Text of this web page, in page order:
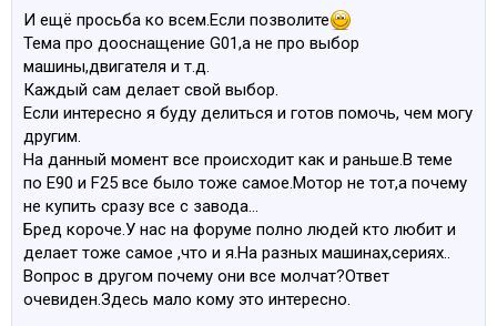
Остекление с улучшенной звукоизоляцией
S3MCA
Инд.полозья баг.на кр.Hochgl Shadow Line
S413A
Разделительная сетка багажника
S423A
Ножные коврики Velours
S428A
Знак аварийной остановки и аптечка
S430A
Внутр./нар.зерк.с затемнением
S431A
Внутр.зеркало с автоматич.затемнением
S459A
И ещё просьба ко всем.Если позволите
Тема про дооснащение G01,а не про выбор
машины,двигателя и т.д.
Каждый сам делает свой выбор.
Если интересно я буду делиться и готов помочь, чем могу
другим.
На данный момент все происходит как и раньше.В теме
по Е90 и F25 все было тоже самое.Мотор не тот,а почему
не купить сразу все с завода...
Бред короче.У нас на форуме полно людей кто любит и
делает тоже самое ,что и я.На разных машинах,сериях..
Вопрос в другом почему они все молчат?Ответ
очевиден.Здесь мало кому это интересно.